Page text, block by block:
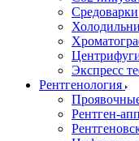
Средоварки
Экспресс
Рентгенология
Рентген-